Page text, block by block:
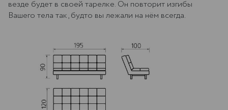
везде будет в своей тарелке. Он повторит изгибы
Вашего тела так, будто вы лежали на нём всегда.